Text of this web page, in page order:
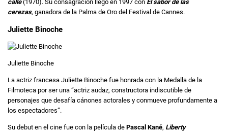
calle(1970). Su consagración llegó en 1997 con El sabor de las
cerezas, ganadora de la Palma de Oro del Festival de Cannes.
Juliette Binoche
Juliette Binoche
La actriz francesa Juliette Binoche fue honrada con la Medalla de la
Filmoteca por ser una “actriz audaz, constructora indiscutible de
personajes que desafía cánones actorales y conmueve profundamente a
los espectadores”.
Su debut en el cine fue con la película de Pascal Kané, Liberty